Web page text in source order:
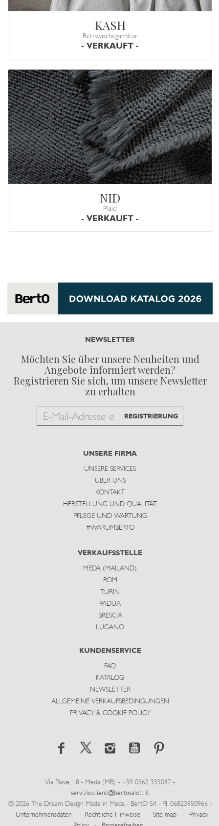
KASH
Bettwäschegarnitur
- VERKAUFT -
NID
Plaid
- VERKAUFT -
NEWSLETTER
Möchten Sie über unsere Neuheiten und
Angebote informiert werden?
Registrieren Sie sich, um unsere Newsletter
zu erhalten
Email
subscribe
REGISTRIERUNG
UNSERE FIRMA
UNSERE SERVICES
ÜBER UNS
KONTAKT
HERSTELLUNG UND QUALITÄT
PFLEGE UND WARTUNG
#WARUMBERTO
VERKAUFSSTELLE
MEDA (MAILAND)
ROM
TURIN
PADUA
BRESCIA
LUGANO
KUNDENSERVICE
FAQ
KATALOG
NEWSLETTER
ALLGEMEINE VERKAUFSBEDINGUNGEN
PRIVACY & COOKIE POLICY
Via Piave, 18 - Meda (MB) - +39 0362 333082 -
servizio.clienti@bertosalotti.it
© 2026 The Dream Design Made in Meda - BertO Srl - P.I. 06823950966 -
Unternehmensdaten
- Rechtliche Hinweise - Site map -
Privacy